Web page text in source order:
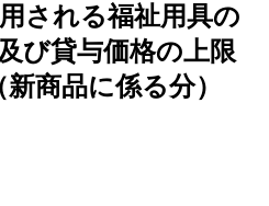
される福祉用具の
び貸与価格の上限
商品に係る分）